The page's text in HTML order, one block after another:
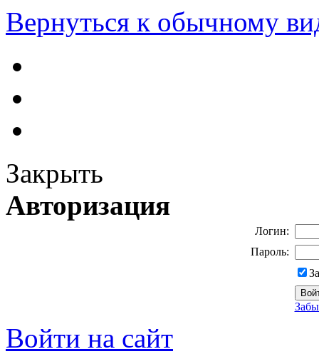
Вернуться к обычному
Закрыть
Авторизация
Логин:
Пароль:
Войти на сайт